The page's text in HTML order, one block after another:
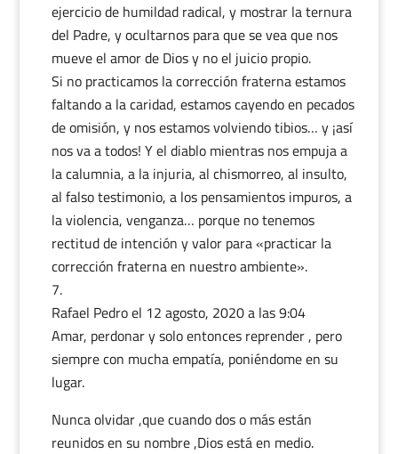
ejercicio de humildad radical, y mostrar la ternura
del Padre, y ocultarnos para que se vea que nos
mueve el amor de Dios y no el juicio propio.
Si no practicamos la corrección fraterna estamos
faltando a la caridad, estamos cayendo en pecados
de omisión, y nos estamos volviendo tibios… y ¡así
nos va a todos! Y el diablo mientras nos empuja a
la calumnia, a la injuria, al chismorreo, al insulto,
al falso testimonio, a los pensamientos impuros, a
la violencia, venganza… porque no tenemos
rectitud de intención y valor para «practicar la
corrección fraterna en nuestro ambiente».
Rafael Pedroel 12 agosto, 2020 a las 9:04
Amar, perdonar y solo entonces reprender , pero
siempre con mucha empatía, poniéndome en su
lugar.
Nunca olvidar ,que cuando dos o más están
reunidos en su nombre ,Dios está en medio.